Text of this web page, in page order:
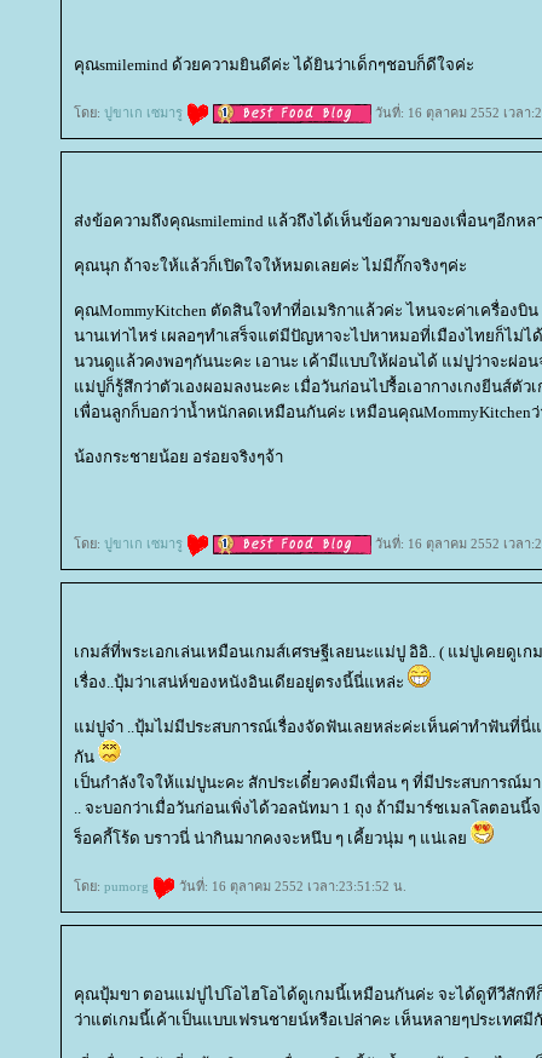
คุณsmilemind ด้วยความยินดีค่ะ ได้ยินว่าเด็กๆชอบก็ดีใจค่ะ
ดย: ปูขาเก เซมารู วันที่: 16 ตุลาคม 2552 เวลา
ส่งข้อความถึงคุณsmilemind แล้วถึงได้เห็นข้อความของเพื่อนๆอีกหล
คุณนุก ถ้าจะให้แล้วก็เปิดใจให้หมดเลยค่ะ ไม่มีกั๊กจริงๆค่ะ
คุณMommyKitchen ตัดสินใจทำที่อเมริกาแล้วค่ะ ไหนจะค่าเครื่องบิ
นานเท่าไหร่ เผลอๆทำเสร็จแต่มีปัญหาจะไปหาหมอที่เมืองไทยก็ไม่ไ
นวนดูแล้วคงพอๆกันนะคะ เอานะ เค้ามีแบบให้ผ่อนได้ แม่ปูว่าจะผ่อน
ม่ปูก็รู้สึกว่าตัวเองผอมลงนะคะ เมื่อวันก่อนไปรื้อเอากางเกงยีนส์ตัว
เพื่อนลูกก็บอกว่าน้ำหนักลดเหมือนกันค่ะ เหมือนคุณMommyKitchenว่
น้องกระชายน้อย อร่อยจริงๆจ้า
ดย: ปูขาเก เซมารู วันที่: 16 ตุลาคม 2552 เวลา
เกมส์ที่พระเอกเล่นเหมือนเกมส์เศรษฐีเลยนะแม่ปู อิอิ.. ( แม่ปูเคยดูเ
เรื่อง..ปุ้มว่าเสน่ห์ของหนังอินเดียอยู่ตรงนี้นี่แหล่ะ
ม่ปูจ๋า ..ปุ้มไม่มีประสบการณ์เรื่องจัดฟันเลยหล่ะค่ะเห็นค่าทำฟันที่นี่
กัน
เป็นกำลังใจให้แม่ปูนะคะ สักประเดี๋ยวคงมีเพื่อน ๆ ที่มีประสบการณ์ม
.. จะบอกว่าเมื่อวันก่อนเพิ่งได้วอลนัทมา 1 ถุง ถ้ามีมาร์ชเมลโลตอนนี้
ร็อคกี้โร้ด บราวนี่ น่ากินมากคงจะหนึบ ๆ เคี้ยวนุ่ม ๆ แน่เล
ดย: pumorg วันที่: 16 ตุลาคม 2552 เวลา:23:51:52 น.
คุณปุ้มขา ตอนแม่ปูไปโอไฮโอได้ดูเกมนี้เหมือนกันค่ะ จะได้ดูทีวีสัก
ว่าแต่เกมนี้เค้าเป็นแบบเฟรนชายน์หรือเปล่าคะ เห็นหลายๆประเทศมี